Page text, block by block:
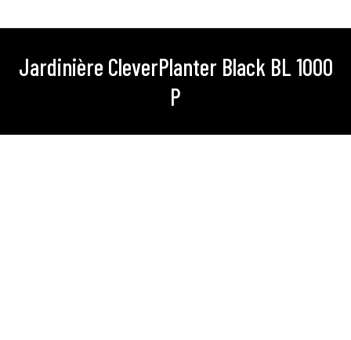
Jardinière CleverPlanter Black BL 1000
P
Vous êtes ici :